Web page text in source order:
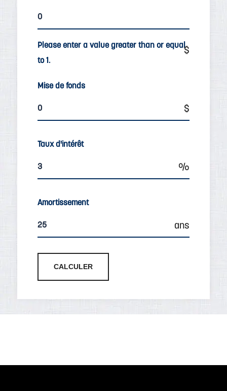
Please enter a value greater than or equal
to 1.
Mise de fonds
Taux d'intérêt
Amortissement